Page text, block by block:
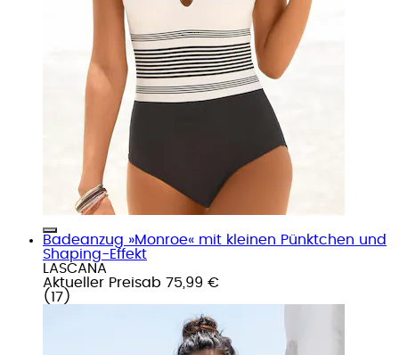
Badeanzug »Monroe« mit kleinen Pünktchen und
Shaping-Effekt
LASCANA
Aktueller Preisab 75,99 €
( 17 )